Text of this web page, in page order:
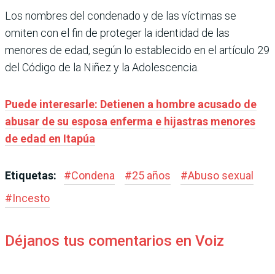
Los nombres del condenado y de las víctimas se
omiten con el fin de proteger la identidad de las
menores de edad, según lo establecido en el artículo 29
del Código de la Niñez y la Adolescencia.
Puede interesarle: Detienen a hombre acusado de
abusar de su esposa enferma e hijastras menores
de edad en Itapúa
Etiquetas: #Condena #25 años #Abuso sexual
#Incesto
Déjanos tus comentarios en Voiz